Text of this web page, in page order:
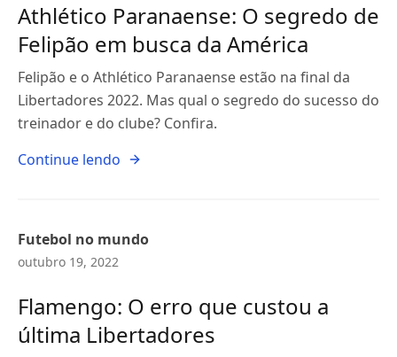
Athlético Paranaense: O segredo de
Felipão em busca da América
Felipão e o Athlético Paranaense estão na final da
Libertadores 2022. Mas qual o segredo do sucesso do
treinador e do clube? Confira.
Continue lendo
Futebol no mundo
outubro 19, 2022
Flamengo: O erro que custou a
última Libertadores